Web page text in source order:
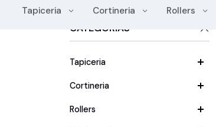
Tapiceria Cortineria Rollers
CATEGORÍAS
Tapiceria
Cortineria
Rollers